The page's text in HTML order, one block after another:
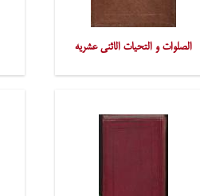
الصلوات و التحیات الاثنی عشریه